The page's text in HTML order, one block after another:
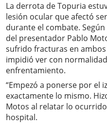
La derrota de Topuria
lesión ocular que afectó
durante el combate.
del presentador Pablo
sufrido fracturas en
impidió ver con
enfrentamiento.
“Empezó a ponerse por el
exactamente lo mismo.
Motos al relatar lo
hospital.